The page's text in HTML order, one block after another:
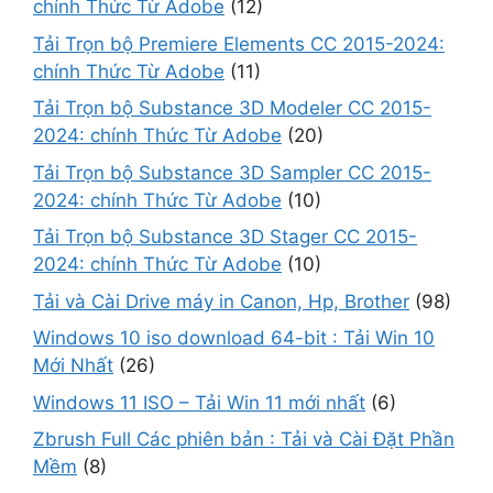
chính Thức Từ Adobe (12)
Tải Trọn bộ Premiere Elements CC 2015-2024:
chính Thức Từ Adobe (11)
Tải Trọn bộ Substance 3D Modeler CC 2015-
2024: chính Thức Từ Adobe (20)
Tải Trọn bộ Substance 3D Sampler CC 2015-
2024: chính Thức Từ Adobe (10)
Tải Trọn bộ Substance 3D Stager CC 2015-
2024: chính Thức Từ Adobe (10)
Tải và Cài Drive máy in Canon, Hp, Brother (98)
Windows 10 iso download 64-bit : Tải Win 10
Mới Nhất (26)
Windows 11 ISO – Tải Win 11 mới nhất (6)
Zbrush Full Các phiên bản : Tải và Cài Đặt Phần
Mềm (8)